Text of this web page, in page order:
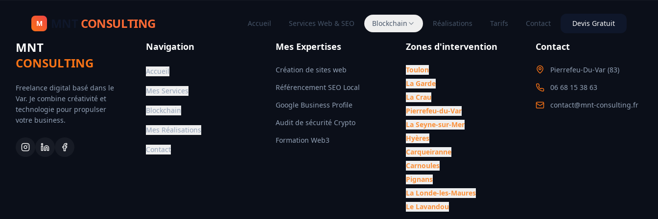
M CONSULTING Accueil Services Web & SEO Blockchain Réalisations Tarifs Contact Devis Gratuit
MNT
CONSULTING
Freelance digital basé dans le
Var. Je combine créativité et
technologie pour propulser
votre business.
Navigation
Accueil
Mes Services
Blockchain
Mes Réalisations
Contact
Mes Expertises
Création de sites web
Référencement SEO Local
Google Business Profile
Audit de sécurité Crypto
Formation Web3
Zones d'intervention
Toulon
La Garde
La Crau
Pierrefeu-du-Var
La Seyne-sur-Mer
Hyères
Carqueiranne
Carnoules
Pignans
La Londe-les-Maures
Le Lavandou
Contact
Pierrefeu-Du-Var (83)
06 68 15 38 63
contact@mnt-consulting.fr